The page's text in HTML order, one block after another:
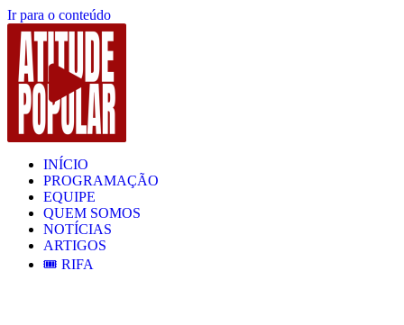
Ir para o conteúdo
INÍCIO
PROGRAMAÇÃO
EQUIPE
QUEM SOMOS
NOTÍCIAS
ARTIGOS
🎟️ RIFA